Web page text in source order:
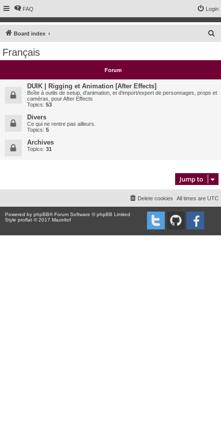
FAQ Login
Board index
c
h
Français
Forum
DUIK | Rigging et Animation [After Effects]
Boîte à outils de setup, d'animation, et d'import/export de personnages, props et
caméras, pour After Effects
Topics: 53
Divers
Ce qui ne rentre pas ailleurs.
Topics: 5
Archives
Topics: 31
Jump to
All times are UTC
Delete cookies
Powered by phpBB® Forum Software © phpBB Limited
Style proflat © 2017 Mazeltof